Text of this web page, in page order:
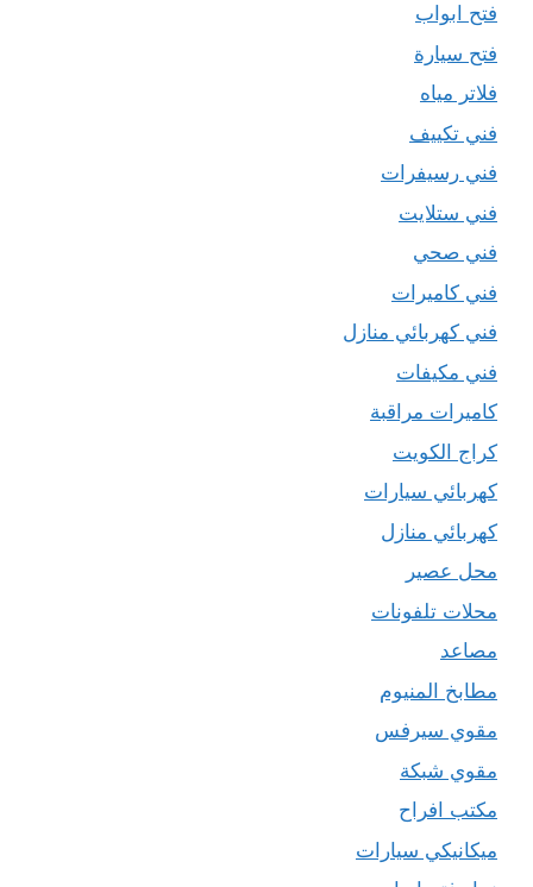
فتح ابواب
فتح سيارة
فلاتر مياه
فني تكييف
فني رسيفرات
فني ستلايت
فني صحي
فني كاميرات
فني كهربائي منازل
فني مكيفات
كاميرات مراقبة
كراج الكويت
كهربائي سيارات
كهربائي منازل
محل عصير
محلات تلفونات
مصاعد
مطابخ المنيوم
مقوي سيرفس
مقوي شبكة
مكتب افراح
ميكانيكي سيارات